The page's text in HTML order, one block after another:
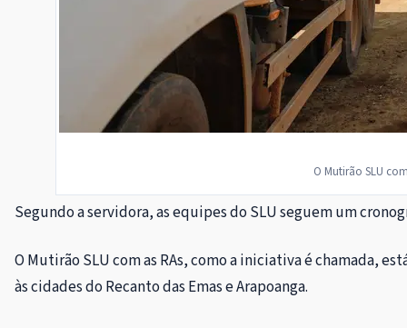
O Mutirão SLU
Segundo a servidora, as equipes do SLU seguem um
O Mutirão SLU com as RAs, como a iniciativa é chamada,
às cidades do Recanto das Emas e Arapoanga.